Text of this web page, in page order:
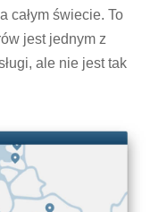
całym świecie. To
jest jednym z
ale nie jest tak